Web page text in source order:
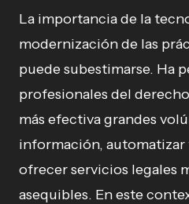
La importancia de la
modernización de las
puede subestimarse. Ha
profesionales del
más efectiva grandes
información, automatizar
ofrecer servicios legales
asequibles. En este